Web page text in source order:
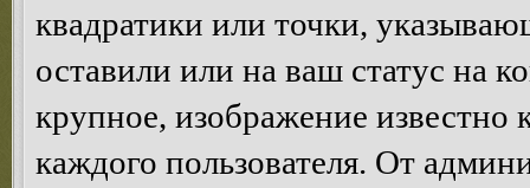
квадратики или точки,
оставили или на ваш статус на
крупное, изображение известно
каждого пользователя. От